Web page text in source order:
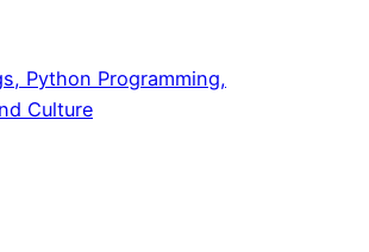
Python Programming,
Culture